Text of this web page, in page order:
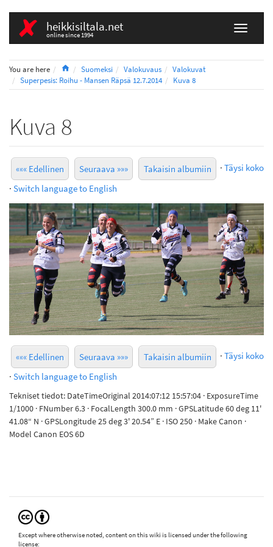
heikkisiltala.net
online since 1994
You are here HomeSuomeksi Valokuvaus
Valokuvat
Superpesis: Roihu - Mansen Räpsä 12.7.2014
Kuva 8
Kuva 8
««« Edellinen Seuraava »»» Takaisin albumiin · Täysi koko
· Switch language to English
««« Edellinen Seuraava »»» Takaisin albumiin · Täysi koko
· Switch language to English
Tekniset tiedot: DateTimeOriginal 2014:07:12 15:57:04 · ExposureTime
1/1000 · FNumber 6.3 · FocalLength 300.0 mm · GPSLatitude 60 deg 11'
41.08“ N · GPSLongitude 25 deg 3' 20.54” E · ISO 250 · Make Canon ·
Model Canon EOS 6D
Except where otherwise noted, content on this wiki is licensed under the following
license: